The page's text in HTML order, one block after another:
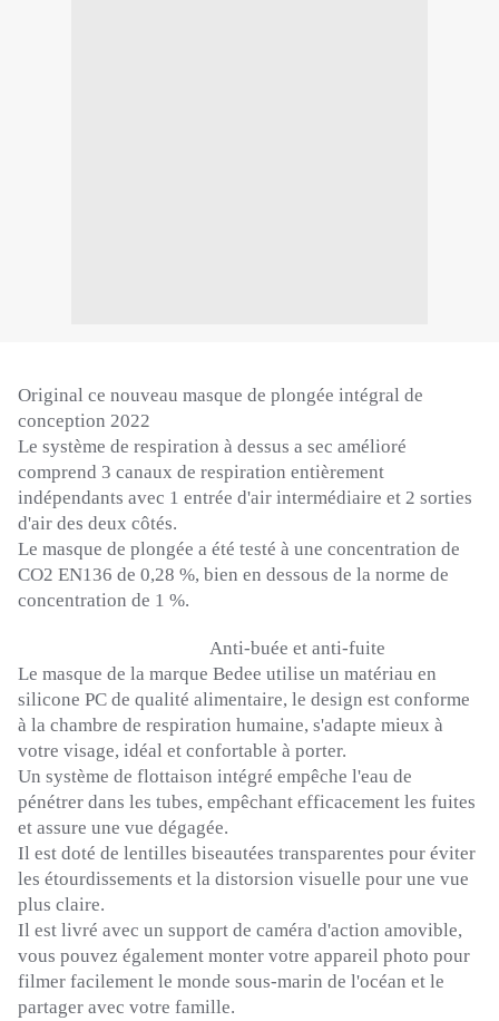
Original ce nouveau masque de plongée intégral de
conception 2022
Le système de respiration à dessus a sec amélioré
comprend 3 canaux de respiration entièrement
indépendants avec 1 entrée d'air intermédiaire et 2 sorties
d'air des deux côtés.
Le masque de plongée a été testé à une concentration de
CO2 EN136 de 0,28 %, bien en dessous de la norme de
concentration de 1 %.
Anti-buée et anti-fuite
Le masque de la marque Bedee utilise un matériau en
silicone PC de qualité alimentaire, le design est conforme
à la chambre de respiration humaine, s'adapte mieux à
votre visage, idéal et confortable à porter.
Un système de flottaison intégré empêche l'eau de
pénétrer dans les tubes, empêchant efficacement les fuites
et assure une vue dégagée.
Il est doté de lentilles biseautées transparentes pour éviter
les étourdissements et la distorsion visuelle pour une vue
plus claire.
Il est livré avec un support de caméra d'action amovible,
vous pouvez également monter votre appareil photo pour
filmer facilement le monde sous-marin de l'océan et le
partager avec votre famille.